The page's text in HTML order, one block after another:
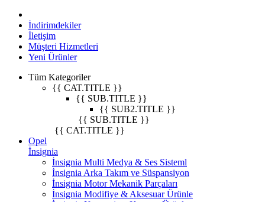
İndirimdekiler
İletişim
Müşteri Hizmetleri
Yeni Ürünler
Tüm Kategoriler
{{ CAT.TITLE }}
{{ SUB.TITLE }}
{{ SUB2.TITLE }}
{{ SUB.TITLE }}
{{ CAT.TITLE }}
Opel
İnsignia
İnsignia Multi Medya & Ses Sisteml
İnsignia Arka Takım ve Süspansiyon
İnsignia Motor Mekanik Parçaları
İnsignia Modifiye & Aksesuar Ürünle